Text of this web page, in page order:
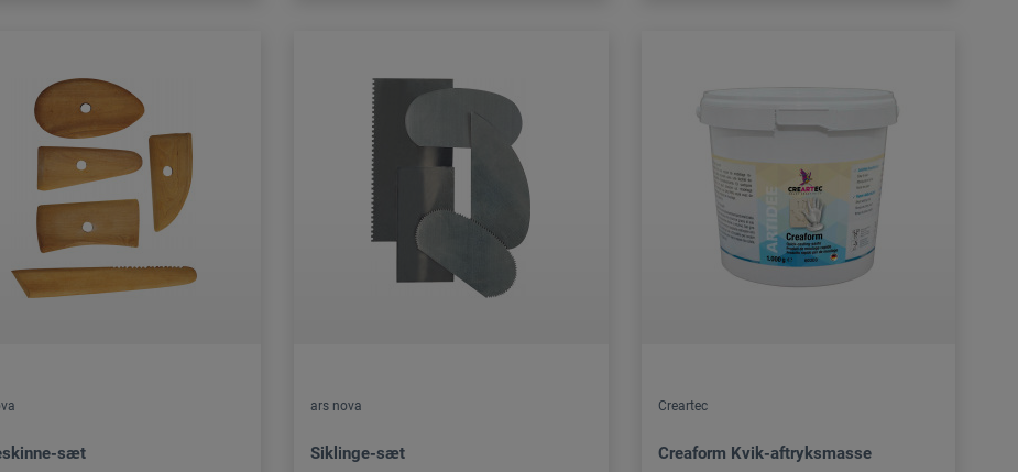
sæt
ars nova
Siklinge-sæt
Creartec
Creaform Kvik-aftryksmasse